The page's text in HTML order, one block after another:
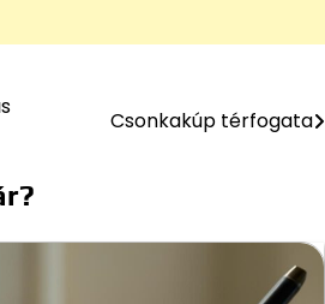
Csonkakúp térfogata